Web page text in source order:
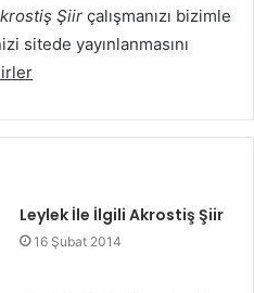
Şiir çalışmanızı bizimle
sitede yayınlanmasını
Leylek İle İlgili Akrostiş Şiir
16 Şubat 2014